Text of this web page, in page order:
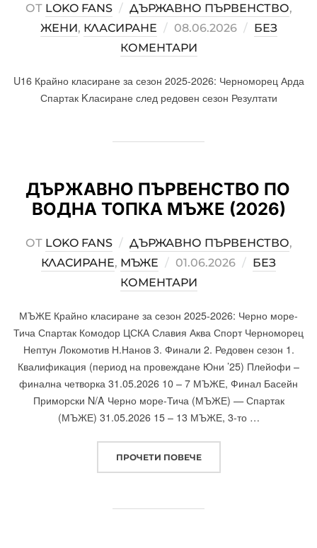
ОТ LOKO FANS ДЪРЖАВНО ПЪРВЕНСТВО,
ЖЕНИ, КЛАСИРАНЕ
POSTED
ON
08.06.2026
БЕЗ
КОМЕНТАРИ
U16 Крайно класиране за сезон 2025-2026: Черноморец Арда
Спартак Kласиране след редовен сезон Резултати
ДЪРЖАВНО ПЪРВЕНСТВО ПО
ВОДНА ТОПКА МЪЖЕ (2026)
ОТ LOKO FANS ДЪРЖАВНО ПЪРВЕНСТВО,
КЛАСИРАНЕ, МЪЖЕ
POSTED
ON
01.06.2026
БЕЗ
КОМЕНТАРИ
МЪЖЕ Крайно класиране за сезон 2025-2026: Черно море-
Тича Спартак Комодор ЦСКА Славия Аква Спорт Черноморец
Нептун Локомотив Н.Нанов 3. Финали 2. Редовен сезон 1.
Квалификация (период на провеждане Юни ’25) Плейофи –
финална четворка 31.05.2026 10 – 7 МЪЖЕ, Финал Басейн
Приморски N/A Черно море-Тича (МЪЖЕ) — Спартак
(МЪЖЕ) 31.05.2026 15 – 13 МЪЖЕ, 3-то …
ПРОЧЕТИ ПОВЕЧЕ„ДЪРЖАВНО